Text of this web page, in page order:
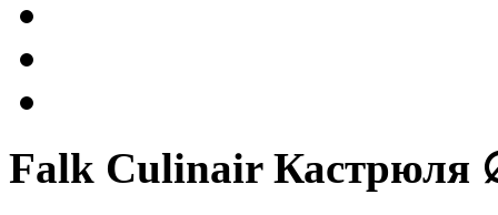
Falk Culinair Кастрюля